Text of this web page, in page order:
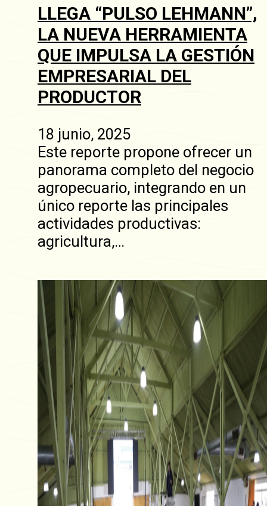
LLEGA “PULSO LEHMANN”,
LA NUEVA HERRAMIENTA
QUE IMPULSA LA GESTIÓN
EMPRESARIAL DEL
PRODUCTOR
18 junio, 2025
Este reporte propone ofrecer un
panorama completo del negocio
agropecuario, integrando en un
único reporte las principales
actividades productivas:
agricultura,…